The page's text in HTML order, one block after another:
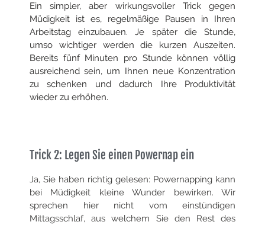
Ein simpler, aber wirkungsvoller Trick gegen
Müdigkeit ist es, regelmäßige Pausen in Ihren
Arbeitstag einzubauen. Je später die Stunde,
umso wichtiger werden die kurzen Auszeiten.
Bereits fünf Minuten pro Stunde können völlig
ausreichend sein, um Ihnen neue Konzentration
zu schenken und dadurch Ihre Produktivität
wieder zu erhöhen.
Trick 2: Legen Sie einen Powernap ein
Ja, Sie haben richtig gelesen: Powernapping kann
bei Müdigkeit kleine Wunder bewirken. Wir
sprechen hier nicht vom einstündigen
Mittagsschlaf, aus welchem Sie den Rest des